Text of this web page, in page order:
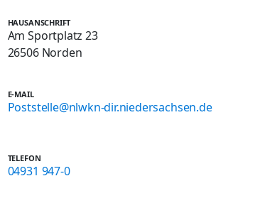
HAUSANSCHRIFT
Am Sportplatz 23
26506 Norden
E-MAIL
Poststelle@nlwkn-dir.niedersachsen.de
TELEFON
04931 947-0